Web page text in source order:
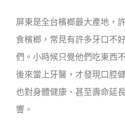
屏東是全台檳榔最大產地，
食檳榔，常見有許多牙口不
們。小時候只覺他們吃東西
後來當上牙醫，才發現口腔
也對身體健康、甚至壽命延
響。